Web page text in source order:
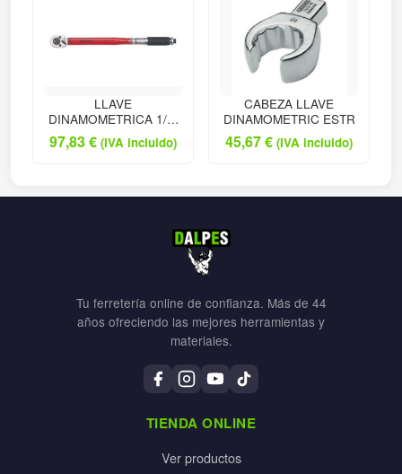
LLAVE
DINAMOMETRICA 1/2"
40-21
97,83€ (IVA incluido)
CABEZA LLAVE
DINAMOMETRIC ESTR
45,67€ (IVA incluido)
Tu ferretería online de confianza. Más de 44
años ofreciendo las mejores herramientas y
materiales.
TIENDA ONLINE
Ver productos